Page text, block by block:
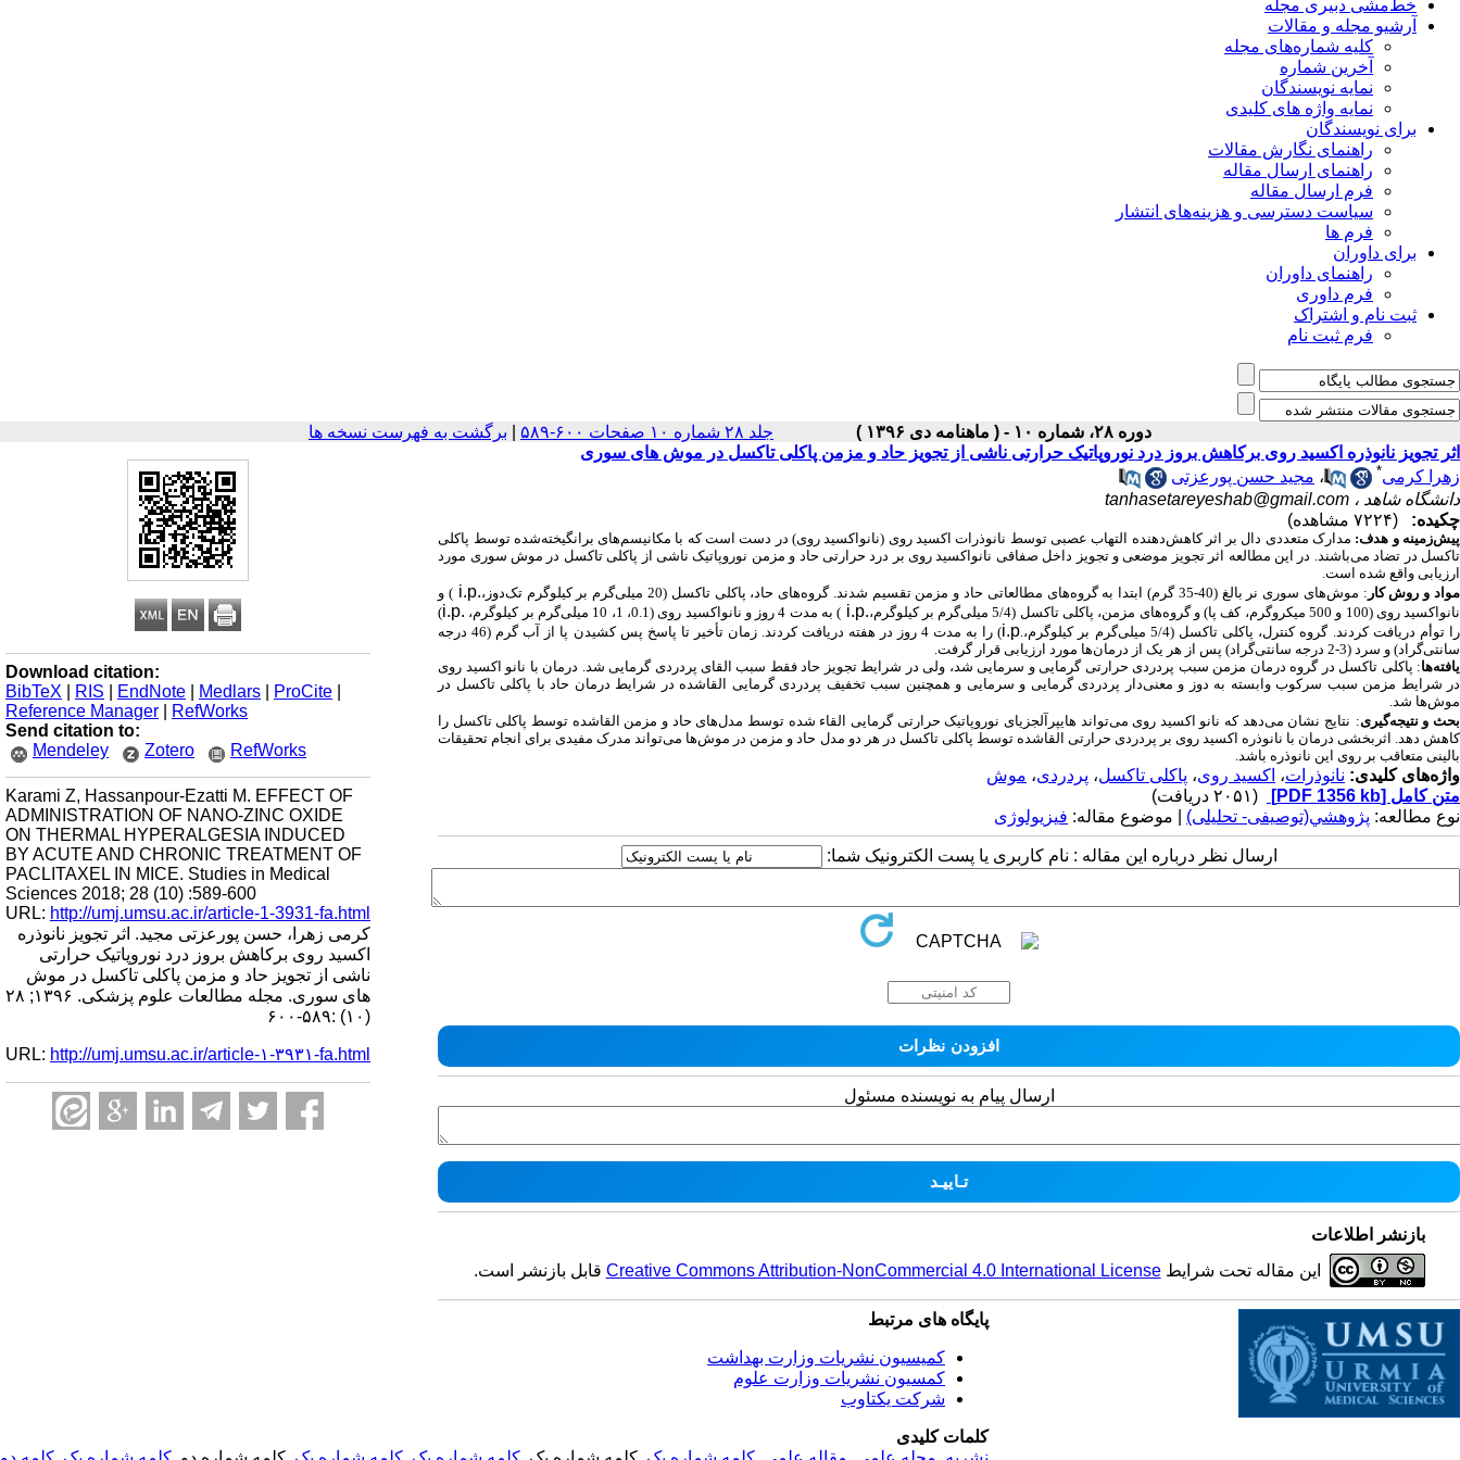
خط‌مشی دبیری مجله
آرشیو مجله و مقالات
کلیه شماره‌های مجله
آخرین شماره
نمایه نویسندگان
نمایه واژه های کلیدی
برای نویسندگان
راهنمای نگارش مقالات
راهنمای ارسال مقاله
فرم ارسال مقاله
سیاست دسترسی و هزینه‌های انتشار
فرم ها
برای داوران
راهنمای داوران
فرم داوری
ثبت نام و اشتراک
فرم ثبت نام
دوره ۲۸، شماره ۱۰ - ( ماهنامه دی ۱۳۹۶ ) جلد ۲۸ شماره ۱۰ صفحات ۶۰۰-۵۸۹ برگشت به فهرست نسخه ها
Download citation:
BibTeX
RIS EndNote Medlars ProCite
Reference Manager
RefWorks
Send citation to:
Mendeley
Zotero RefWorks
Karami Z, Hassanpour-Ezatti M. EFFECT OF
ADMINISTRATION OF NANO-ZINC OXIDE
ON THERMAL HYPERALGESIA INDUCED
BY ACUTE AND CHRONIC TREATMENT OF
PACLITAXEL IN MICE. Studies in Medical
Sciences 2018; 28 (10) :589-600
URL: http://umj.umsu.ac.ir/article-1-3931-fa.html
کرمی زهرا، حسن پورعزتی مجید. اثر تجویز نانوذره
اکسید روی برکاهش بروز درد نوروپاتیک حرارتی
ناشی از تجویز حاد و مزمن پاکلی تاکسل در موش
های سوری. مجله مطالعات علوم پزشکی. ۱۳۹۶; ۲۸
(۱۰) :۵۸۹-۶۰۰
URL: http://umj.umsu.ac.ir/article-۱-۳۹۳۱-fa.html
اثر تجویز نانوذره اکسید روی برکاهش بروز درد نوروپاتیک حرارتی ناشی از تجویز حاد و مزمن پاکلی تاکسل در موش های سوری
زهرا کرمی* ، مجید حسن پورعزتی
دانشگاه شاهد ، tanhasetareyeshab@gmail.com
چکیده:
(۷۲۲۴ مشاهده)
پیش‌زمینه و هدف: مدارک متعددی دال بر اثر کاهش‌دهنده التهاب عصبی توسط نانوذرات اکسید روی (نانواکسید روی) در دست است که با مکانیسم‌های برانگیخته‌شده توسط پاکلی
تاکسل در تضاد می‌باشند. در این مطالعه اثر تجویز موضعی و تجویز داخل صفاقی نانواکسید روی بر درد حرارتی حاد و مزمن نوروپاتیک ناشی از پاکلی تاکسل در موش سوری مورد
ارزیابی واقع شده است.
مواد و روش‌ کار : موش‌های سوری نر بالغ (40-35 گرم) ابتدا به گروه‌های مطالعاتی حاد و مزمن تقسیم شدند. گروه‌های حاد، پاکلی تاکسل (20 میلی‌گرم بر کیلوگرم تک‌دوز، i.p. ) و
نانواکسید روی (100 و 500 میکروگرم، کف پا) و گروه‌های مزمن، پاکلی تاکسل (5/4 میلی‌گرم بر کیلوگرم،
i.p. ) به مدت 4 روز و نانواکسید روی (0.1، 1، 10 میلی‌گرم بر کیلوگرم، i.p.
)
را توأم دریافت کردند. گروه کنترل، پاکلی تاکسل (5/4 میلی‌گرم بر کیلوگرم،. i.p
) را به مدت 4 روز در هفته دریافت کردند. زمان تأخیر تا پاسخ پس کشیدن پا از آب گرم (46 درجه
سانتی‌گراد) و سرد (3-2 درجه سانتی‌گراد) پس از هر یک از درمان‌ها مورد ارزیابی قرار گرفت.
یافته‌ها: پاکلی تاکسل در گروه درمان مزمن سبب پردردی حرارتی گرمایی و سرمایی شد، ولی در شرایط تجویز حاد فقط سبب القای پردردی گرمایی شد. درمان با نانو اکسید روی
در شرایط مزمن سبب سرکوب وابسته به دوز و معنی‌دار پردردی گرمایی و سرمایی و همچنین سبب تخفیف پردردی گرمایی القاشده در شرایط درمان حاد با پاکلی تاکسل در
موش‌ها شد.
بحث و نتیجه‌گیری: نتایج نشان می‌دهد که نانو اکسید روی می‌تواند هایپرآلجزیای نوروپاتیک حرارتی گرمایی القاء شده توسط مدل‌های حاد و مزمن القاشده توسط پاکلی تاکسل را
کاهش دهد. اثربخشی درمان با نانوذره اکسید روی بر پردردی حرارتی القاشده توسط پاکلی تاکسل در هر دو مدل حاد و مزمن در موش‌ها می‌تواند مدرک مفیدی برای انجام تحقیقات
بالینی متعاقب بر روی این نانوذره باشد.
واژه‌های کلیدی: نانوذرات، اکسید روی، پاکلی تاکسل، پردردی، موش
متن کامل [PDF 1356 kb]
(۲۰۵۱ دریافت)
نوع مطالعه: پژوهشي(توصیفی- تحلیلی) | موضوع مقاله: فیزیولوژی
ارسال نظر درباره این مقاله : نام کاربری یا پست الکترونیک شما:
ارسال پیام به نویسنده مسئول
بازنشر اطلاعات
این مقاله تحت شرایطCreative Commons Attribution-NonCommercial 4.0 International License قابل بازنشر است.
پایگاه های مرتبط
کمیسیون نشریات وزارت بهداشت
کمسیون نشریات وزارت علوم
شرکت یکتاوب
کلمات کلیدی